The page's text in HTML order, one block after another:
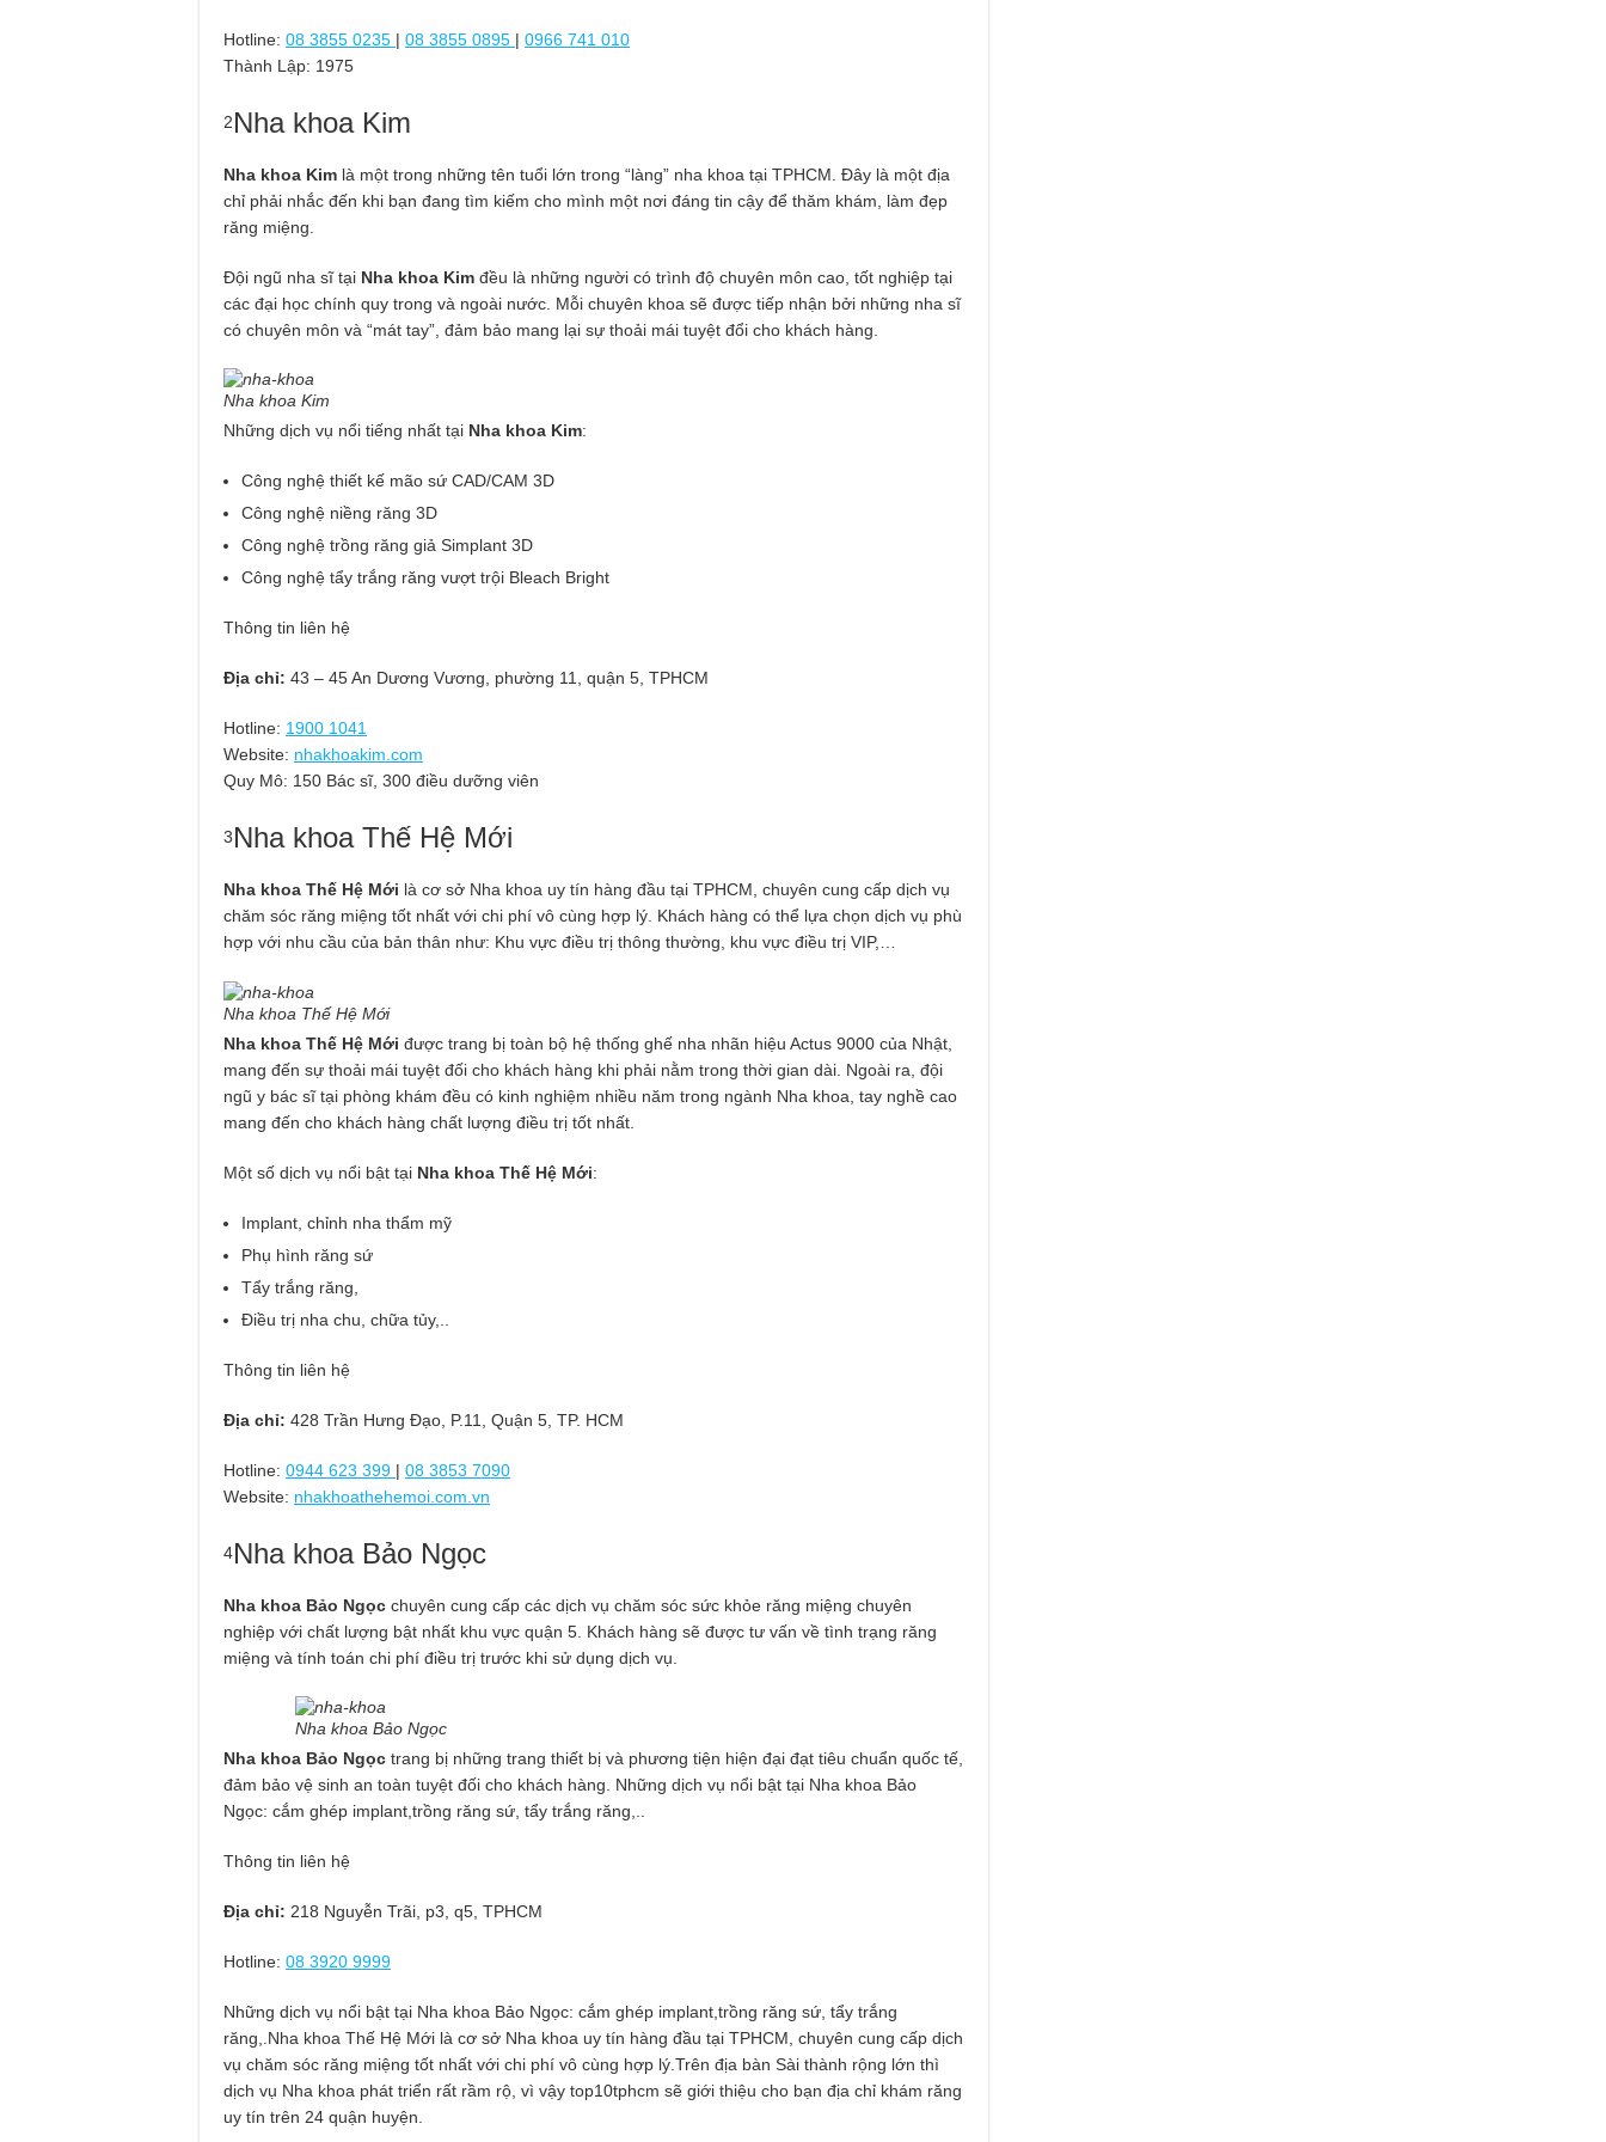
Hotline: 08 3855 0235 | 08 3855 0895 | 0966 741 010
Thành Lập: 1975
2Nha khoa Kim
Nha khoa Kim là một trong những tên tuổi lớn trong “làng” nha khoa tại TPHCM. Đây là một địa
chỉ phải nhắc đến khi bạn đang tìm kiếm cho mình một nơi đáng tin cậy để thăm khám, làm đẹp
răng miệng.
Đội ngũ nha sĩ tại Nha khoa Kim đều là những người có trình độ chuyên môn cao, tốt nghiệp tại
các đại học chính quy trong và ngoài nước. Mỗi chuyên khoa sẽ được tiếp nhận bởi những nha sĩ
có chuyên môn và “mát tay”, đảm bảo mang lại sự thoải mái tuyệt đổi cho khách hàng.
Nha khoa Kim
Những dịch vụ nổi tiếng nhất tại Nha khoa Kim:
Công nghệ thiết kế mão sứ CAD/CAM 3D
Công nghệ niềng răng 3D
Công nghệ trồng răng giả Simplant 3D
Công nghệ tẩy trắng răng vượt trội Bleach Bright
Thông tin liên hệ
Địa chỉ: 43 – 45 An Dương Vương, phường 11, quận 5, TPHCM
Hotline: 1900 1041
Website: nhakhoakim.com
Quy Mô: 150 Bác sĩ, 300 điều dưỡng viên
3Nha khoa Thế Hệ Mới
Nha khoa Thế Hệ Mới là cơ sở Nha khoa uy tín hàng đầu tại TPHCM, chuyên cung cấp dịch vụ
chăm sóc răng miệng tốt nhất với chi phí vô cùng hợp lý. Khách hàng có thể lựa chọn dịch vụ phù
hợp với nhu cầu của bản thân như: Khu vực điều trị thông thường, khu vực điều trị VIP,…
Nha khoa Thế Hệ Mới
Nha khoa Thế Hệ Mới được trang bị toàn bộ hệ thống ghế nha nhãn hiệu Actus 9000 của Nhật,
mang đến sự thoải mái tuyệt đối cho khách hàng khi phải nằm trong thời gian dài. Ngoài ra, đội
ngũ y bác sĩ tại phòng khám đều có kinh nghiệm nhiều năm trong ngành Nha khoa, tay nghề cao
mang đến cho khách hàng chất lượng điều trị tốt nhất.
Một số dịch vụ nổi bật tại Nha khoa Thế Hệ Mới:
Implant, chỉnh nha thẩm mỹ
Phụ hình răng sứ
Tẩy trắng răng,
Điều trị nha chu, chữa tủy,..
Thông tin liên hệ
Địa chỉ: 428 Trần Hưng Đạo, P.11, Quận 5, TP. HCM
Hotline: 0944 623 399 | 08 3853 7090
Website: nhakhoathehemoi.com.vn
4Nha khoa Bảo Ngọc
Nha khoa Bảo Ngọc chuyên cung cấp các dịch vụ chăm sóc sức khỏe răng miệng chuyên
nghiệp với chất lượng bật nhất khu vực quận 5. Khách hàng sẽ được tư vấn về tình trạng răng
miệng và tính toán chi phí điều trị trước khi sử dụng dịch vụ.
Nha khoa Bảo Ngọc
Nha khoa Bảo Ngọc trang bị những trang thiết bị và phương tiện hiện đại đạt tiêu chuẩn quốc tế,
đảm bảo vệ sinh an toàn tuyệt đối cho khách hàng. Những dịch vụ nổi bật tại Nha khoa Bảo
Ngọc: cắm ghép implant,trồng răng sứ, tẩy trắng răng,..
Thông tin liên hệ
Địa chỉ: 218 Nguyễn Trãi, p3, q5, TPHCM
Hotline: 08 3920 9999
Những dịch vụ nổi bật tại Nha khoa Bảo Ngọc: cắm ghép implant,trồng răng sứ, tẩy trắng
răng,.Nha khoa Thế Hệ Mới là cơ sở Nha khoa uy tín hàng đầu tại TPHCM, chuyên cung cấp dịch
vụ chăm sóc răng miệng tốt nhất với chi phí vô cùng hợp lý.Trên địa bàn Sài thành rộng lớn thì
dịch vụ Nha khoa phát triển rất rầm rộ, vì vậy top10tphcm sẽ giới thiệu cho bạn địa chỉ khám răng
uy tín trên 24 quận huyện.